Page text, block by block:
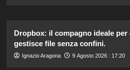
Dropbox: il compagno ideale
gestisce file senza confini.
Ignazio Aragona 9 Agosto 2026 : 17:20